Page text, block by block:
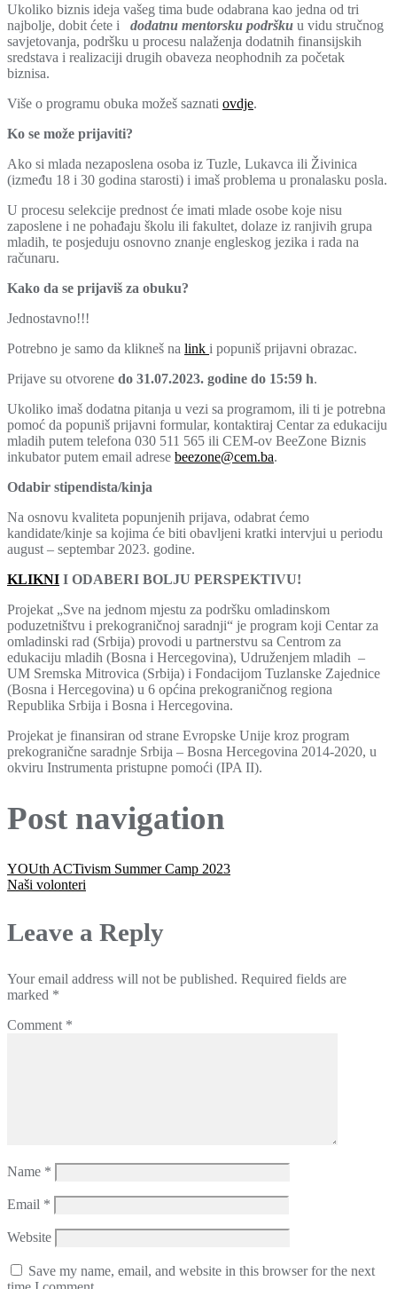
Ukoliko biznis ideja vašeg tima bude odabrana kao jedna od tri
najbolje, dobit ćete i dodatnu mentorsku podršku u vidu stručnog
savjetovanja, podršku u procesu nalaženja dodatnih finansijskih
sredstava i realizaciji drugih obaveza neophodnih za početak
biznisa.
Više o programu obuka možeš saznati ovdje.
Ko se može prijaviti?
Ako si mlada nezaposlena osoba iz Tuzle, Lukavca ili Živinica
(između 18 i 30 godina starosti) i imaš problema u pronalasku posla.
U procesu selekcije prednost će imati mlade osobe koje nisu
zaposlene i ne pohađaju školu ili fakultet, dolaze iz ranjivih grupa
mladih, te posjeduju osnovno znanje engleskog jezika i rada na
računaru.
Kako da se prijaviš za obuku?
Jednostavno!!!
Potrebno je samo da klikneš na link i popuniš prijavni obrazac.
Prijave su otvorene do 31.07.2023. godine do 15:59 h.
Ukoliko imaš dodatna pitanja u vezi sa programom, ili ti je potrebna
pomoć da popuniš prijavni formular, kontaktiraj Centar za edukaciju
mladih putem telefona 030 511 565 ili CEM-ov BeeZone Biznis
inkubator putem email adrese beezone@cem.ba.
Odabir stipendista/kinja
Na osnovu kvaliteta popunjenih prijava, odabrat ćemo
kandidate/kinje sa kojima će biti obavljeni kratki intervjui u periodu
august – septembar 2023. godine.
KLIKNI I ODABERI BOLJU PERSPEKTIVU!
Projekat „Sve na jednom mjestu za podršku omladinskom
poduzetništvu i prekograničnoj saradnji“ je program koji Centar za
omladinski rad (Srbija) provodi u partnerstvu sa Centrom za
edukaciju mladih (Bosna i Hercegovina), Udruženjem mladih –
UM Sremska Mitrovica (Srbija) i Fondacijom Tuzlanske Zajednice
(Bosna i Hercegovina) u 6 općina prekograničnog regiona
Republika Srbija i Bosna i Hercegovina.
Projekat je finansiran od strane Evropske Unije kroz program
prekogranične saradnje Srbija – Bosna Hercegovina 2014-2020, u
okviru Instrumenta pristupne pomoći (IPA II).
Post navigation
YOUth ACTivism Summer Camp 2023
Naši volonteri
Leave a Reply
Your email address will not be published. Required fields are
marked *
Comment *
Name *
Email *
Website
Save my name, email, and website in this browser for the next